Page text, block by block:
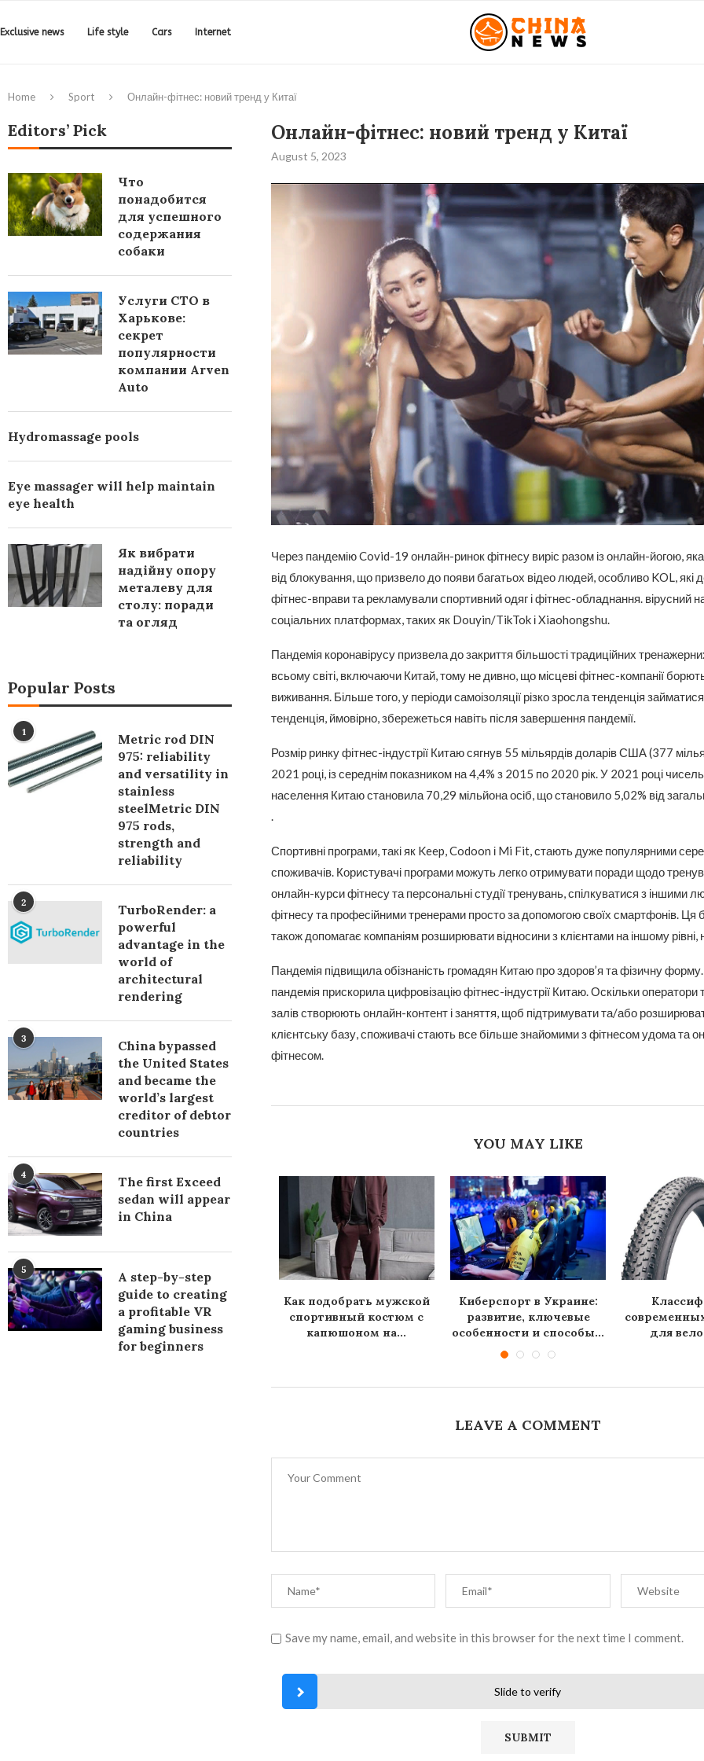
Exclusive news Life style Cars Internet
Home Sport Онлайн-фітнес: новий тренд у Китаї
Онлайн-фітнес: новий тренд у Китаї
August 5, 2023
Через пандемію Covid-19 онлайн-ринок фітнесу виріс разом із онлайн-йогою,
від блокування, що призвело до появи багатьох відео людей, особливо KOL, які
фітнес-вправи та рекламували спортивний одяг і фітнес-обладнання. вірусний
соціальних платформах, таких як Douyin/TikTok і Xiaohongshu.
Пандемія коронавірусу призвела до закриття більшості традиційних
всьому світі, включаючи Китай, тому не дивно, що місцеві фітнес-компанії
виживання. Більше того, у періоди самоізоляції різко зросла тенденція
тенденція, ймовірно, збережеться навіть після завершення пандемії.
Розмір ринку фітнес-індустрії Китаю сягнув 55 мільярдів доларів США (377
2021 році, із середнім показником на 4,4% з 2015 по 2020 рік. У 2021 році
населення Китаю становила 70,29 мільйона осіб, що становило 5,02% від
.
Спортивні програми, такі як Keep, Codoon і Mi Fit, стають дуже популярними
споживачів. Користувачі програми можуть легко отримувати поради щодо
онлайн-курси фітнесу та персональні студії тренувань, спілкуватися з іншими
фітнесу та професійними тренерами просто за допомогою своїх смартфонів. Ця
також допомагає компаніям розширювати відносини з клієнтами на іншому рівні,
Пандемія підвищила обізнаність громадян Китаю про здоров’я та фізичну форму.
пандемія прискорила цифровізацію фітнес-індустрії Китаю. Оскільки оператори
залів створюють онлайн-контент і заняття, щоб підтримувати та/або
клієнтську базу, споживачі стають все більше знайомими з фітнесом удома та
фітнесом.
YOU MAY LIKE
студії в
зріс
Choosing a barbecue for a
summer residence and...
Как подобрать мужской
спортивный костюм с
капюшоном на...
Киберспорт в Украине:
развитие, ключевые
особенности и способы...
для
LEAVE A COMMENT
Save my name, email, and website in this browser for the next time I comment.
Slide to verify
Editors’ Pick
Что
понадобится
для успешного
содержания
собаки
Услуги СТО в
Харькове:
секрет
популярности
компании Arven
Auto
Hydromassage pools
Eye massager will help maintain
eye health
Як вибрати
надійну опору
металеву для
столу: поради
та огляд
Popular Posts
1
Metric rod DIN
975: reliability
and versatility in
stainless
steelMetric DIN
975 rods,
strength and
reliability
2
TurboRender: a
powerful
advantage in the
world of
architectural
rendering
3
China bypassed
the United States
and became the
world’s largest
creditor of debtor
countries
4
The first Exceed
sedan will appear
in China
5
A step-by-step
guide to creating
a profitable VR
gaming business
for beginners